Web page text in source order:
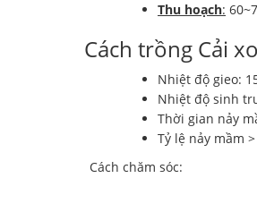
Thu hoạch:
Cách trồng Cải
Nhiệt độ gieo:
Nhiệt độ sinh
Thời gian nảy
Tỷ lệ nảy mầm >
Cách chăm sóc: